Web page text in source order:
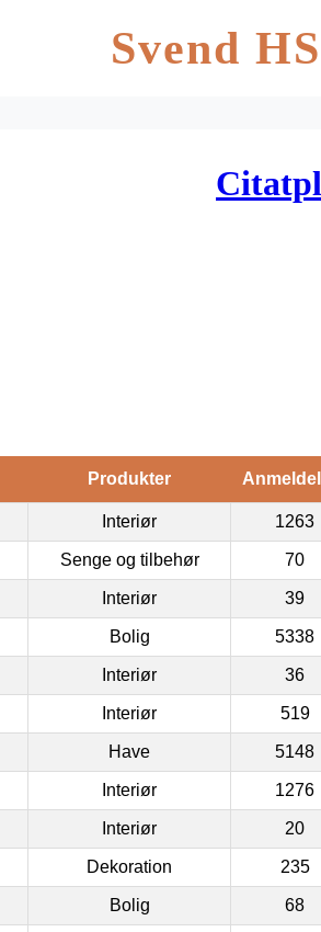
Svend HS
Produkter
Interiør 1263
Senge og tilbehør 70
Interiør 39
Bolig 5338
Interiør 36
Interiør 519
Have 5148
Interiør 1276
Interiør 20
Dekoration 235
Bolig 68